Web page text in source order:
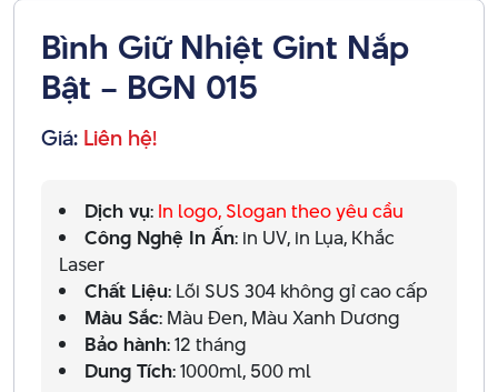
Bình Giữ Nhiệt Gint Nắp
Bật – BGN 015
Giá: Liên hệ!
Dịch vụ: In logo, Slogan theo yêu cầu
Công Nghệ In Ấn: in UV, in Lụa, Khắc
Laser
Chất Liệu: Lõi SUS 304 không gỉ cao cấp
Màu Sắc: Màu Đen, Màu Xanh Dương
Bảo hành: 12 tháng
Dung Tích: 1000ml, 500 ml